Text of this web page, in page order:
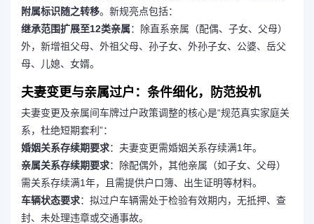
附属标识随之转移。新规亮点包括：
继承范围扩展至12类亲属：除直系亲属（配偶、子女、父母）
外，新增祖父母、外祖父母、孙子女、外孙子女、公婆、岳父
母、儿媳、女婿。
夫妻变更与亲属过户：条件细化，防范投机
夫妻变更及亲属间车牌过户政策调整的核心是“规范真实家庭关
系，杜绝短期套利”：
婚姻关系存续期要求：夫妻变更需婚姻关系存续满1年。
亲属关系存续期要求：除配偶外，其他亲属（如子女、父母）
需关系存续满1年，且需提供户口簿、出生证明等材料。
车辆状态要求：拟过户车辆需处于检验有效期内，无抵押、查
封、未处理违章或交通事故。